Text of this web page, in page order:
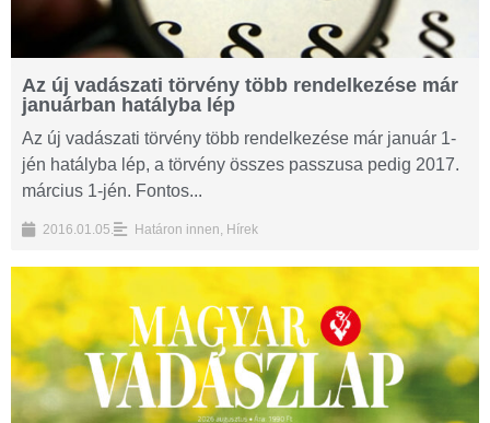
Az új vadászati törvény több rendelkezése már
januárban hatályba lép
Az új vadászati törvény több rendelkezése már január 1-
jén hatályba lép, a törvény összes passzusa pedig 2017.
március 1-jén. Fontos...
2016.01.05. Határon innen, Hírek